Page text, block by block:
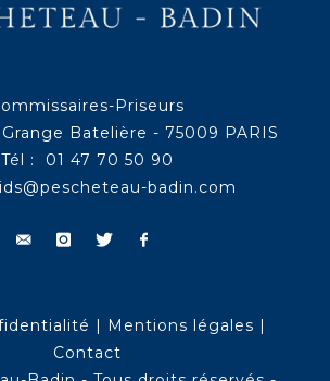
Priseurs
Batelière - 75009 PARIS
Tél : 01 47 70 50 90
badin.com
| Mentions légales |
Contact